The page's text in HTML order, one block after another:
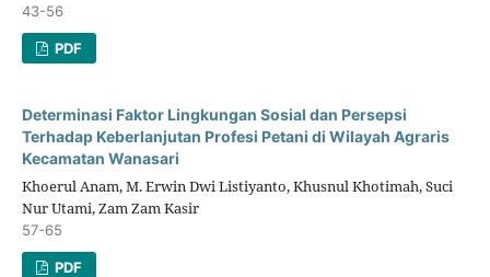
43-56
PDF
Determinasi Faktor Lingkungan Sosial dan Persepsi
Terhadap Keberlanjutan Profesi Petani di Wilayah Agraris
Kecamatan Wanasari
Khoerul Anam, M. Erwin Dwi Listiyanto, Khusnul Khotimah, Suci
Nur Utami, Zam Zam Kasir
57-65
PDF